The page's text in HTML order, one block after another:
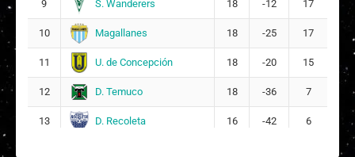
9 S. Wanderers 18 -12 17
10 Magallanes 18 -25 17
11 U. de Concepción 18 -20 15
12 D. Temuco 18 -36 7
13 D. Recoleta 16 -42 6